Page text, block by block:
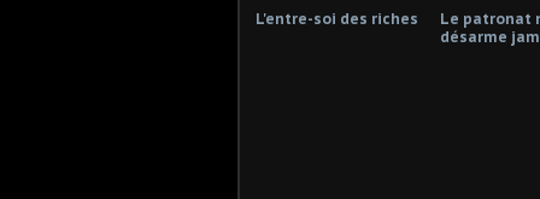
L'entre-soi des riches
Le patronat
désarme